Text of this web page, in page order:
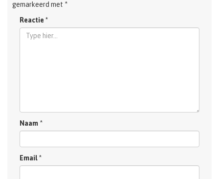
gemarkeerd met *
Reactie *
Naam *
Email *